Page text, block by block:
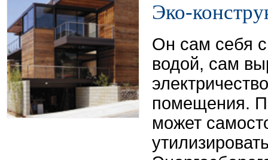
Эко-
Он сам себя
водой, сам
помещения.
может